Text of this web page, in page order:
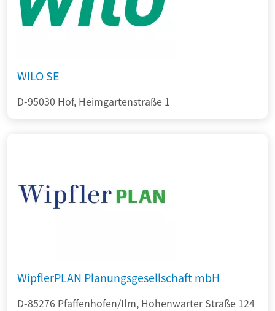
WILO SE
D-95030 Hof, Heimgartenstraße 1
WipflerPLAN Planungsgesellschaft mbH
D-85276 Pfaffenhofen/Ilm, Hohenwarter Straße 124